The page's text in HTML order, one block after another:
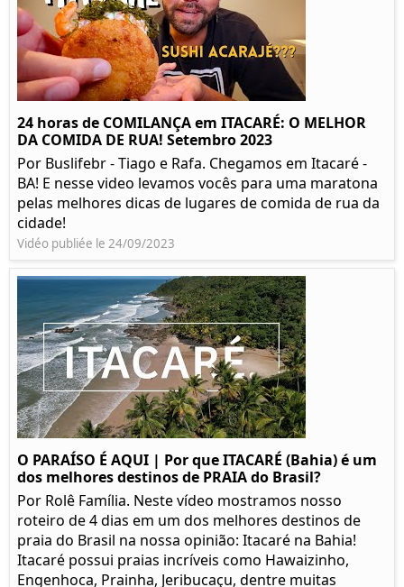
24 horas de COMILANÇA em ITACARÉ: O MELHOR
DA COMIDA DE RUA! Setembro 2023
Por Buslifebr - Tiago e Rafa. Chegamos em Itacaré -
BA! E nesse video levamos vocês para uma maratona
pelas melhores dicas de lugares de comida de rua da
cidade!
Vidéo publiée le 24/09/2023
O PARAÍSO É AQUI | Por que ITACARÉ (Bahia) é um
dos melhores destinos de PRAIA do Brasil?
Por Rolê Família. Neste vídeo mostramos nosso
roteiro de 4 dias em um dos melhores destinos de
praia do Brasil na nossa opinião: Itacaré na Bahia!
Itacaré possui praias incríveis como Hawaizinho,
Engenhoca, Prainha, Jeribucaçu, dentre muitas